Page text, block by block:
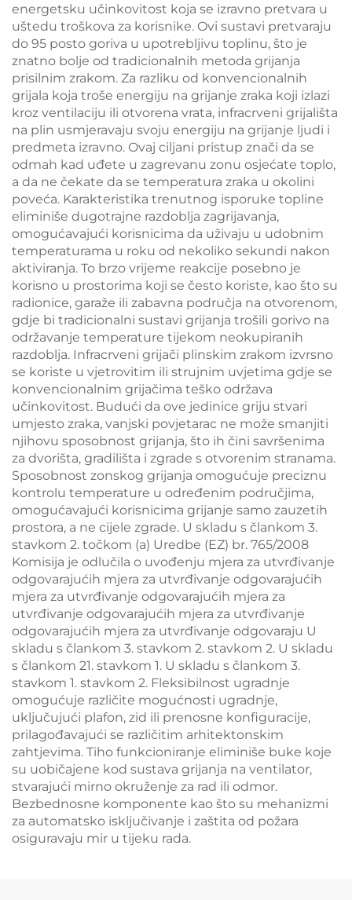
energetsku učinkovitost koja se izravno pretvara u
uštedu troškova za korisnike. Ovi sustavi pretvaraju
do 95 posto goriva u upotrebljivu toplinu, što je
znatno bolje od tradicionalnih metoda grijanja
prisilnim zrakom. Za razliku od konvencionalnih
grijala koja troše energiju na grijanje zraka koji izlazi
kroz ventilaciju ili otvorena vrata, infracrveni grijališta
na plin usmjeravaju svoju energiju na grijanje ljudi i
predmeta izravno. Ovaj ciljani pristup znači da se
odmah kad uđete u zagrevanu zonu osjećate toplo,
a da ne čekate da se temperatura zraka u okolini
poveća. Karakteristika trenutnog isporuke topline
eliminiše dugotrajne razdoblja zagrijavanja,
omogućavajući korisnicima da uživaju u udobnim
temperaturama u roku od nekoliko sekundi nakon
aktiviranja. To brzo vrijeme reakcije posebno je
korisno u prostorima koji se često koriste, kao što su
radionice, garaže ili zabavna područja na otvorenom,
gdje bi tradicionalni sustavi grijanja trošili gorivo na
održavanje temperature tijekom neokupiranih
razdoblja. Infracrveni grijači plinskim zrakom izvrsno
se koriste u vjetrovitim ili strujnim uvjetima gdje se
konvencionalnim grijačima teško održava
učinkovitost. Budući da ove jedinice griju stvari
umjesto zraka, vanjski povjetarac ne može smanjiti
njihovu sposobnost grijanja, što ih čini savršenima
za dvorišta, gradilišta i zgrade s otvorenim stranama.
Sposobnost zonskog grijanja omogućuje preciznu
kontrolu temperature u određenim područjima,
omogućavajući korisnicima grijanje samo zauzetih
prostora, a ne cijele zgrade. U skladu s člankom 3.
stavkom 2. točkom (a) Uredbe (EZ) br. 765/2008
Komisija je odlučila o uvođenju mjera za utvrđivanje
odgovarajućih mjera za utvrđivanje odgovarajućih
mjera za utvrđivanje odgovarajućih mjera za
utvrđivanje odgovarajućih mjera za utvrđivanje
odgovarajućih mjera za utvrđivanje odgovaraju U
skladu s člankom 3. stavkom 2. stavkom 2. U skladu
s člankom 21. stavkom 1. U skladu s člankom 3.
stavkom 1. stavkom 2. Fleksibilnost ugradnje
omogućuje različite mogućnosti ugradnje,
uključujući plafon, zid ili prenosne konfiguracije,
prilagođavajući se različitim arhitektonskim
zahtjevima. Tiho funkcioniranje eliminiše buke koje
su uobičajene kod sustava grijanja na ventilator,
stvarajući mirno okruženje za rad ili odmor.
Bezbednosne komponente kao što su mehanizmi
za automatsko isključivanje i zaštita od požara
osiguravaju mir u tijeku rada.